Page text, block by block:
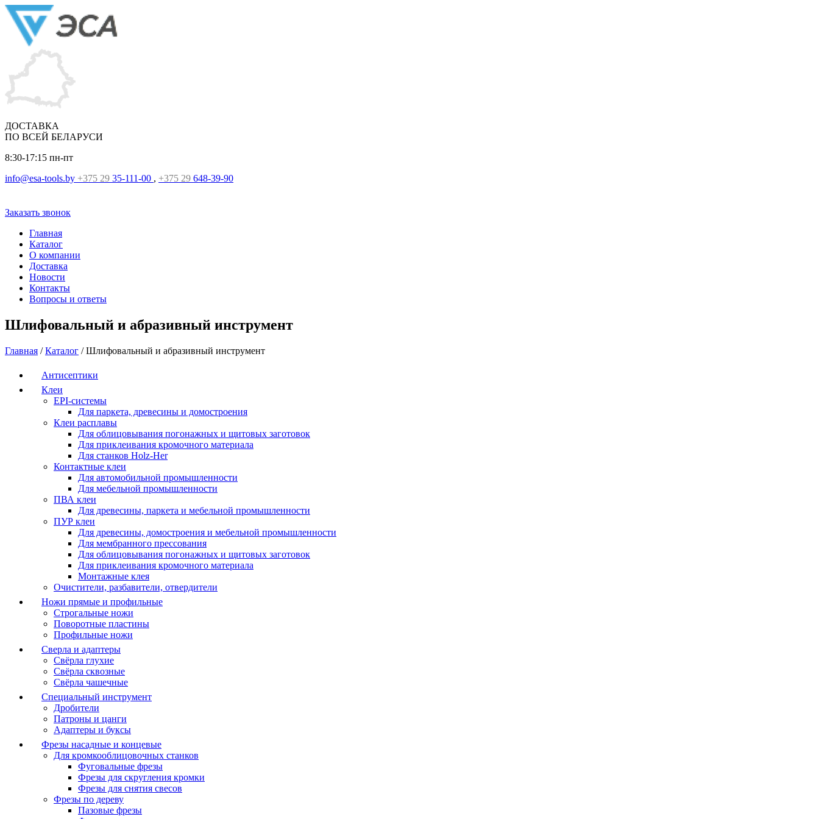
ДОСТАВКА
ПО ВСЕЙ БЕЛАРУСИ
8:30-17:15 пн-пт
info@esa-tools.by +375 29 35-111-00 , +375 29 648-39-90
Заказать звонок
Главная
Каталог
О компании
Доставка
Новости
Контакты
Вопросы и ответы
Шлифовальный и абразивный инструмент
Главная /Каталог /Шлифовальный и абразивный инструмент
Антисептики
Клеи
EPI-системы
Для паркета, древесины и домостроения
Клеи расплавы
Для облицовывания погонажных и щитовых заготовок
Для приклеивания кромочного материала
Для станков Holz-Her
Контактные клеи
Для автомобильной промышленности
Для мебельной промышленности
ПВА клеи
Для древесины, паркета и мебельной промышленности
ПУР клеи
Для древесины, домостроения и мебельной промышленности
Для мембранного прессования
Для облицовывания погонажных и щитовых заготовок
Для приклеивания кромочного материала
Монтажные клея
Очистители, разбавители, отвердители
Ножи прямые и профильные
Строгальные ножи
Поворотные пластины
Профильные ножи
Сверла и адаптеры
Свёрла глухие
Свёрла сквозные
Свёрла чашечные
Специальный инструмент
Дробители
Патроны и цанги
Адаптеры и буксы
Фрезы насадные и концевые
Для кромкооблицовочных станков
Фуговальные фрезы
Фрезы для скругления кромки
Фрезы для снятия свесов
Фрезы по дереву
Пазовые фрезы